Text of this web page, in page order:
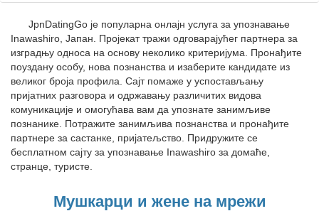
JpnDatingGo је популарна онлајн услуга за упознавање
Inawashiro, Јапан. Пројекат тражи одговарајућег партнера за
изградњу односа на основу неколико критеријума. Пронађите
поуздану особу, нова познанства и изаберите кандидате из
великог броја профила. Сајт помаже у успостављању
пријатних разговора и одржавању различитих видова
комуникације и омогућава вам да упознате занимљиве
познанике. Потражите занимљива познанства и пронађите
партнере за састанке, пријатељство. Придружите се
бесплатном сајту за упознавање Inawashiro за домаће,
странце, туристе.
Мушкарци и жене на мрежи